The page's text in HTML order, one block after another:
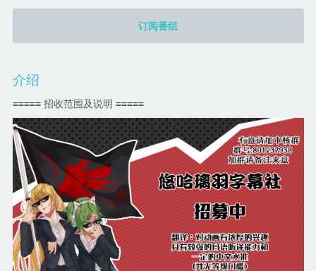
订阅番组
介绍
≡≡≡≡≡ 招收范围及说明 ≡≡≡≡≡